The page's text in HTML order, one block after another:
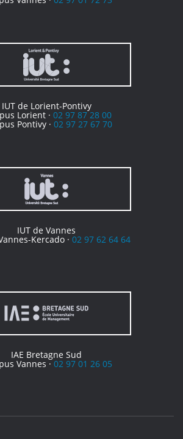
IUT de Lorient-Pontivy
Lorient · 02 97 87 28 00
Pontivy · 02 97 27 67 70
IUT de Vannes
Kercado · 02 97 62 64 64
IAE Bretagne Sud
Vannes ·02 97 01 26 05